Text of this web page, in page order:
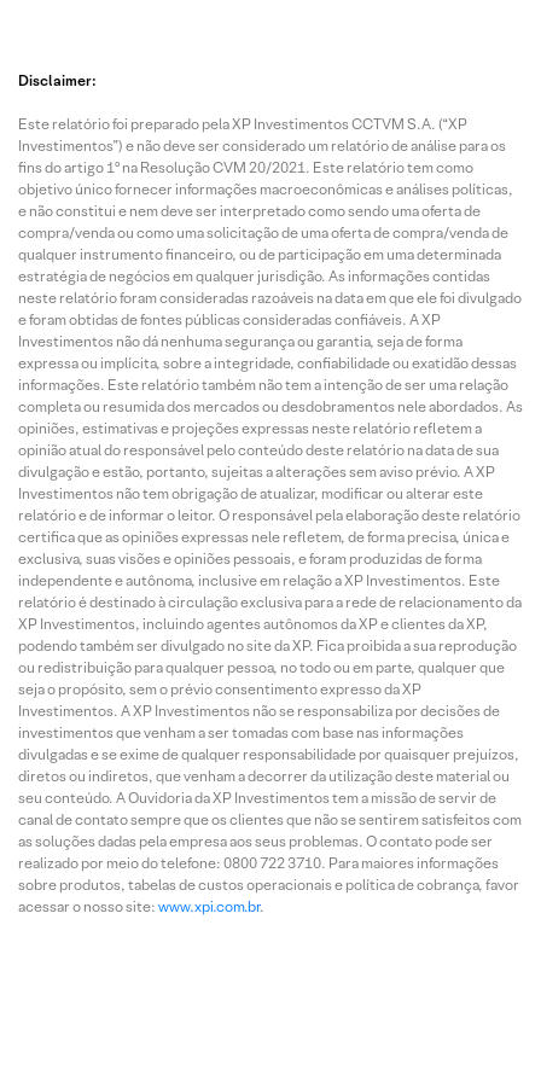
Disclaimer:
Este relatório foi preparado pela XP Investimentos CCTVM S.A. (“XP
Investimentos”) e não deve ser considerado um relatório de análise para os
fins do artigo 1º na Resolução CVM 20/2021. Este relatório tem como
objetivo único fornecer informações macroeconômicas e análises políticas,
e não constitui e nem deve ser interpretado como sendo uma oferta de
compra/venda ou como uma solicitação de uma oferta de compra/venda de
qualquer instrumento financeiro, ou de participação em uma determinada
estratégia de negócios em qualquer jurisdição. As informações contidas
neste relatório foram consideradas razoáveis na data em que ele foi divulgado
e foram obtidas de fontes públicas consideradas confiáveis. A XP
Investimentos não dá nenhuma segurança ou garantia, seja de forma
expressa ou implícita, sobre a integridade, confiabilidade ou exatidão dessas
informações. Este relatório também não tem a intenção de ser uma relação
completa ou resumida dos mercados ou desdobramentos nele abordados. As
opiniões, estimativas e projeções expressas neste relatório refletem a
opinião atual do responsável pelo conteúdo deste relatório na data de sua
divulgação e estão, portanto, sujeitas a alterações sem aviso prévio. A XP
Investimentos não tem obrigação de atualizar, modificar ou alterar este
relatório e de informar o leitor. O responsável pela elaboração deste relatório
certifica que as opiniões expressas nele refletem, de forma precisa, única e
exclusiva, suas visões e opiniões pessoais, e foram produzidas de forma
independente e autônoma, inclusive em relação a XP Investimentos. Este
relatório é destinado à circulação exclusiva para a rede de relacionamento da
XP Investimentos, incluindo agentes autônomos da XP e clientes da XP,
podendo também ser divulgado no site da XP. Fica proibida a sua reprodução
ou redistribuição para qualquer pessoa, no todo ou em parte, qualquer que
seja o propósito, sem o prévio consentimento expresso da XP
Investimentos. A XP Investimentos não se responsabiliza por decisões de
investimentos que venham a ser tomadas com base nas informações
divulgadas e se exime de qualquer responsabilidade por quaisquer prejuízos,
diretos ou indiretos, que venham a decorrer da utilização deste material ou
seu conteúdo. A Ouvidoria da XP Investimentos tem a missão de servir de
canal de contato sempre que os clientes que não se sentirem satisfeitos com
as soluções dadas pela empresa aos seus problemas. O contato pode ser
realizado por meio do telefone: 0800 722 3710. Para maiores informações
sobre produtos, tabelas de custos operacionais e política de cobrança, favor
acessar o nosso site: www.xpi.com.br.